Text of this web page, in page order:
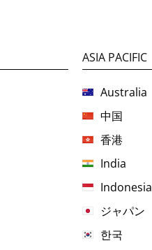
ASIA PACIFIC
Australia
中国
香港
India
Indonesia
ジャパン
한국